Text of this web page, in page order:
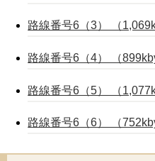
路線番号6（3） （
路線番号6（4） （
路線番号6（5） （
路線番号6（6） （